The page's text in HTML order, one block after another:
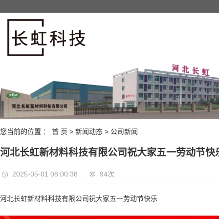
您当前的位置 ： 首 页 > 新闻动态 > 公司新闻
河北长虹新材料科技有限公司祝大家五一劳动节快
2025-05-01 08:00:38 94次
河北长虹新材料科技有限公司祝大家五一劳动节快乐